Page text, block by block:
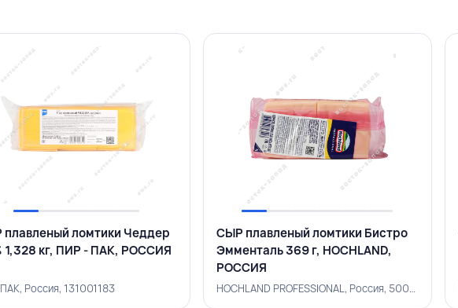
ломтики Чеддер
1,328 кг, ПИР - ПАК, РОССИЯ
Россия, 131001183
СЫР плавленый ломтики Бистро
Эмменталь 369 г, HOCHLAND,
РОССИЯ
HOCHLAND PROFESSIONAL, Россия, 500002870